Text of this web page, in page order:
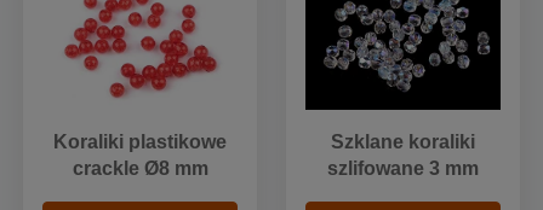
Koraliki plastikowe
crackle Ø8 mm
Szklane koraliki
szlifowane 3 mm